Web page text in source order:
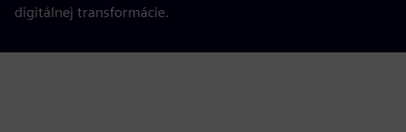
digitálnej transformácie.